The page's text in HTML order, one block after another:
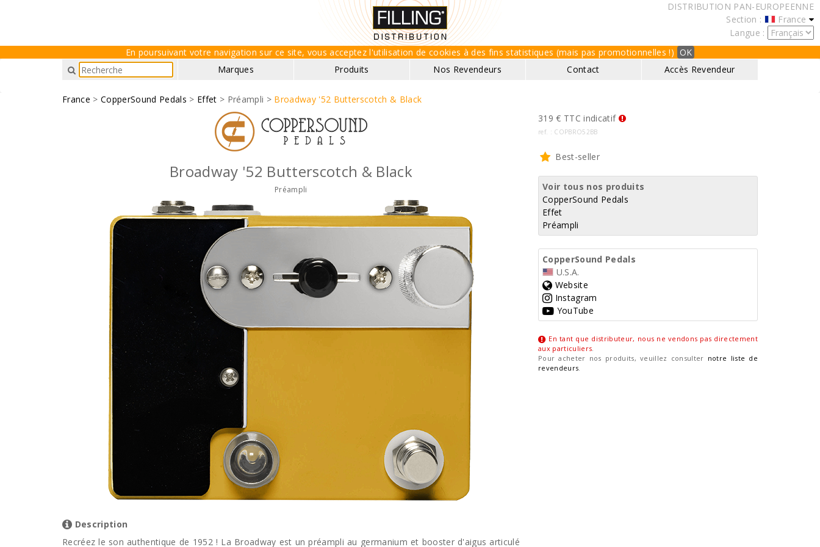
DISTRIBUTION PAN-EUROPEENNE
Section :
France
Langue :
En poursuivant votre navigation sur ce site, vous acceptez l'utilisation de cookies à des fins statistiques (mais pas promotionnelles !) OK
Marques
Produits Nos Revendeurs Contact Accès Revendeur
France > CopperSound Pedals > Effet > Préampli > Broadway '52 Butterscotch & Black
Broadway '52 Butterscotch & Black
Préampli
Description
Recréez le son authentique de 1952 ! La Broadway est un préampli au germanium et booster d'aigus articulé
319 € TTC indicatif
ref. : COPBRO52BB
Best-seller
Voir tous nos produits
CopperSound Pedals
Effet
Préampli
CopperSound Pedals
U.S.A.
Website
Instagram
YouTube
En tant que distributeur, nous ne vendons pas directement
aux particuliers.
Pour acheter nos produits, veuillez consulter notre liste de
revendeurs.